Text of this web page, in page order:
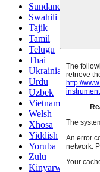
Sundanese
Swahili
Tajik
Tamil
Telugu
Thai
Ukrainian
Urdu
Uzbek
Vietnamese
Welsh
Xhosa
Yiddish
Yoruba
Zulu
Kinyarwanda